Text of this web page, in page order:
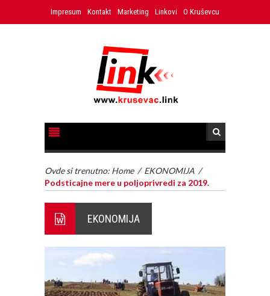
Impresum Kontakt Marketing Linkovi O Kruševcu
Ovde si trenutno: Home / EKONOMIJA /
Podsticajne mere u poljoprivredi za 2019.
EKONOMIJA